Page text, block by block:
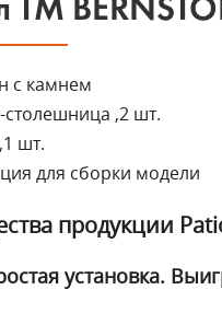
ТМ
с камнем
,2 шт.
шт.
для сборки модели
продукции
установка.